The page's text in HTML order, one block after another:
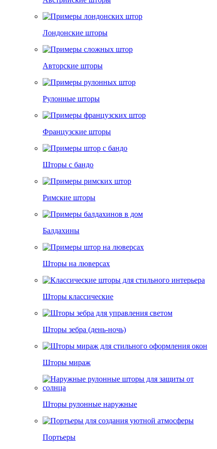
Лондонские шторы
Авторские шторы
Рулонные шторы
Французские шторы
Шторы с бандо
Римские шторы
Балдахины
Шторы на люверсах
Шторы классические
Шторы зебра (день-ночь)
Шторы мираж
Шторы рулонные наружные
Портьеры